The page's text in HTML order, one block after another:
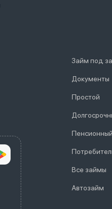
Займ под
Документы
Простой
Пенсионный
Все займы
Автозайм